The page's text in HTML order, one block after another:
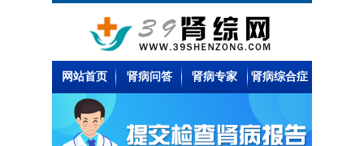
网站首页 肾病问答 肾病专家 肾病综合症